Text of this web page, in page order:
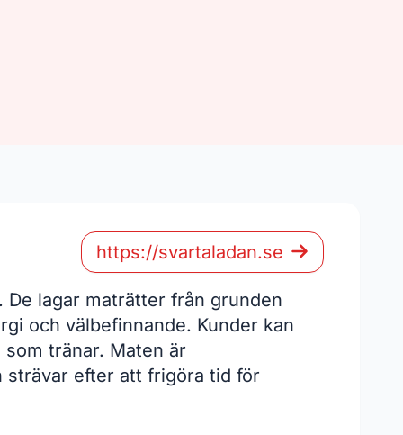
https://svartaladan.se
lagar maträtter från grunden
och välbefinnande. Kunder kan
tränar. Maten är
strävar efter att frigöra tid för